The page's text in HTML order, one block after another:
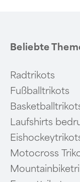
Beliebte
Radtrikots
Fußballtrikots
Laufshirts
Motocross